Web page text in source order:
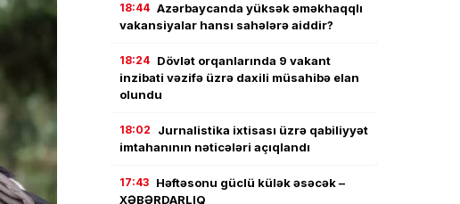
18:44 Azərbaycanda yüksək əməkhaqqlı
vakansiyalar hansı sahələrə aiddir?
18:24 Dövlət orqanlarında 9 vakant
inzibati vəzifə üzrə daxili müsahibə elan
olundu
18:02
Jurnalistika ixtisası üzrə qabiliyyət
imtahanının nəticələri açıqlandı
17:43 Həftəsonu güclü külək əsəcək –
XƏBƏRDARLIQ